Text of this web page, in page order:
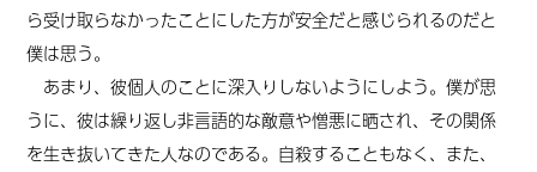
ら受け取らなかったことにした方が安全だと感じられるのだと
僕は思う。
あまり、彼個人のことに深入りしないようにしよう。僕が思
うに、彼は繰り返し非言語的な敵意や憎悪に晒され、その関係
を生き抜いてきた人なのである。自殺することもなく、また、